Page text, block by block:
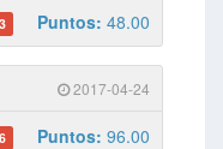
Puntos: 48.00
2017-04-24
Puntos: 96.00